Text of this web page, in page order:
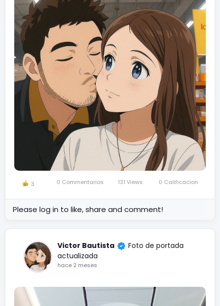
3 0 Commentarios 131 Views 0 Calificacion
Please log in to like, share and comment!
Victor Bautista
Foto de portada
actualizada
hace 2 meses